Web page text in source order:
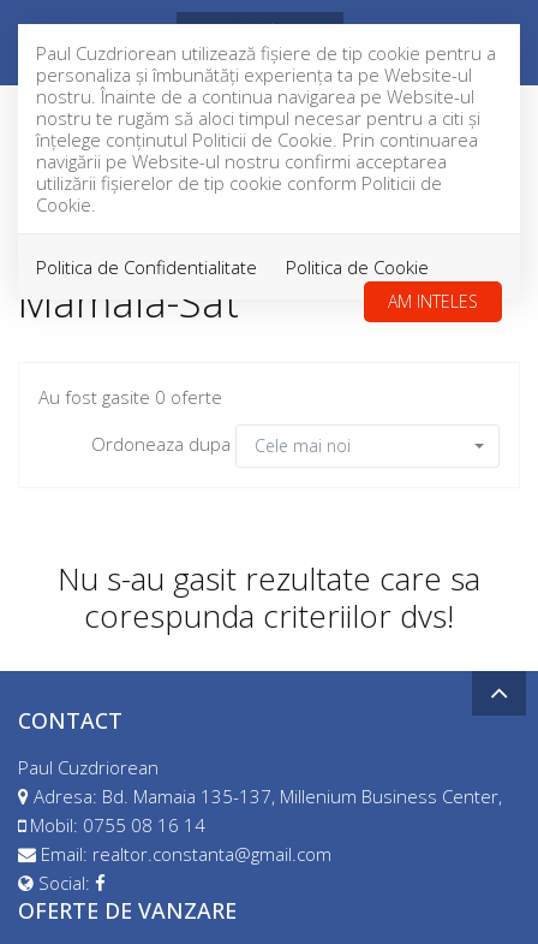
Paul Cuzdriorean utilizează fişiere de tip cookie pentru a
personaliza și îmbunătăți experiența ta pe Website-ul
nostru. Înainte de a continua navigarea pe Website-ul
nostru te rugăm să aloci timpul necesar pentru a citi și
înțelege conținutul Politicii de Cookie. Prin continuarea
navigării pe Website-ul nostru confirmi acceptarea
utilizării fişierelor de tip cookie conform Politicii de
Cookie.
Politica de Confidentialitate Politica de Cookie
AM INTELES
Filtreaza
Hoteluri de inchiriat in
Mamaia-Sat
Au fost gasite 0 oferte
Ordoneaza dupa
Cele mai noi
Nu s-au gasit rezultate care sa
corespunda criteriilor dvs!
CONTACT
Paul Cuzdriorean
Adresa: Bd. Mamaia 135-137, Millenium Business Center,
Mobil: 0755 08 16 14
Email: realtor.constanta@gmail.com
Social:
OFERTE DE VANZARE